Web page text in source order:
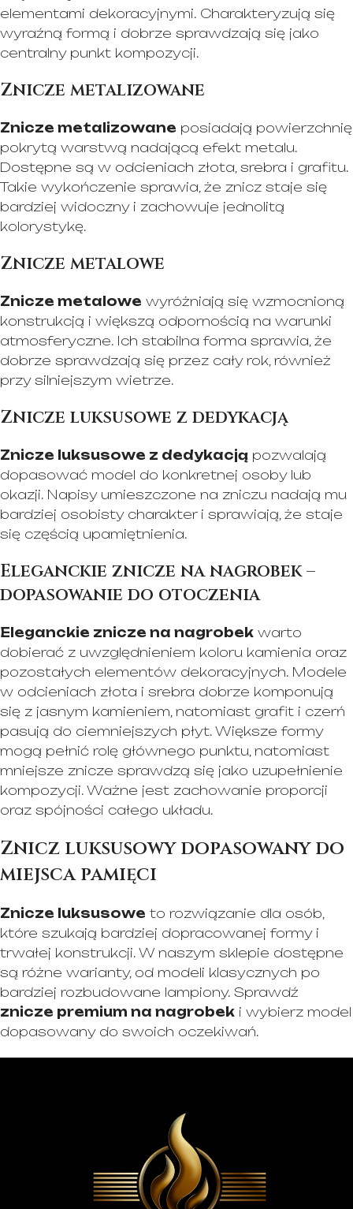
elementami dekoracyjnymi. Charakteryzują się
wyraźną formą i dobrze sprawdzają się jako
centralny punkt kompozycji.
Znicze metalizowane
Znicze metalizowane posiadają powierzchnię
pokrytą warstwą nadającą efekt metalu.
Dostępne są w odcieniach złota, srebra i grafitu.
Takie wykończenie sprawia, że znicz staje się
bardziej widoczny i zachowuje jednolitą
kolorystykę.
Znicze metalowe
Znicze metalowe wyróżniają się wzmocnioną
konstrukcją i większą odpornością na warunki
atmosferyczne. Ich stabilna forma sprawia, że
dobrze sprawdzają się przez cały rok, również
przy silniejszym wietrze.
Znicze luksusowe z dedykacją
Znicze luksusowe z dedykacją pozwalają
dopasować model do konkretnej osoby lub
okazji. Napisy umieszczone na zniczu nadają mu
bardziej osobisty charakter i sprawiają, że staje
się częścią upamiętnienia.
Eleganckie znicze na nagrobek –
dopasowanie do otoczenia
Eleganckie znicze na nagrobek warto
dobierać z uwzględnieniem koloru kamienia oraz
pozostałych elementów dekoracyjnych. Modele
w odcieniach złota i srebra dobrze komponują
się z jasnym kamieniem, natomiast grafit i czerń
pasują do ciemniejszych płyt. Większe formy
mogą pełnić rolę głównego punktu, natomiast
mniejsze znicze sprawdzą się jako uzupełnienie
kompozycji. Ważne jest zachowanie proporcji
oraz spójności całego układu.
Znicz luksusowy dopasowany do
miejsca pamięci
Znicze luksusowe to rozwiązanie dla osób,
które szukają bardziej dopracowanej formy i
trwałej konstrukcji. W naszym sklepie dostępne
są różne warianty, od modeli klasycznych po
bardziej rozbudowane lampiony. Sprawdź
znicze premium na nagrobek i wybierz model
dopasowany do swoich oczekiwań.